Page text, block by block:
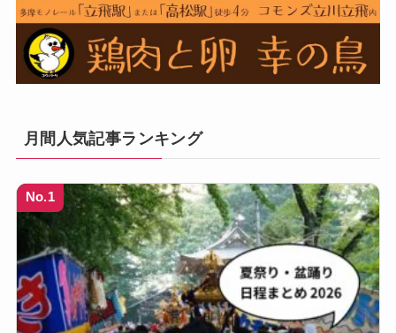
月間人気記事ランキング
No.1